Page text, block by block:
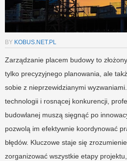
BY KOBUS.NET.PL
Zarządzanie placem budowy to
tylko precyzyjnego planowania, ale
sobie z nieprzewidzianymi
technologii i rosnącej konkurencji,
budowlanej muszą sięgnąć po
pozwolą im efektywnie koordynować
błędów. Kluczowe staje się
zorganizować wszystkie etapy